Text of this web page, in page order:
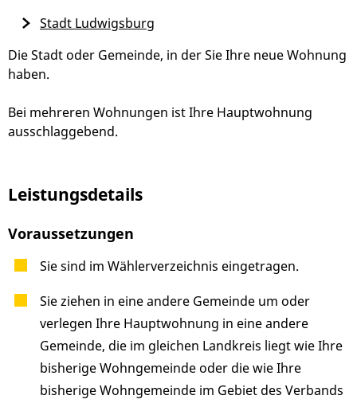
Die Stadt oder Gemeinde, in der Sie Ihre neue Wohnung
haben.
Bei mehreren Wohnungen ist Ihre Hauptwohnung
ausschlaggebend.
Stadt Ludwigsburg
Leistungsdetails
Voraussetzungen
Sie sind im Wählerverzeichnis eingetragen.
Sie ziehen in eine andere Gemeinde um oder
verlegen Ihre Hauptwohnung in eine andere
Gemeinde, die im gleichen Landkreis liegt wie Ihre
bisherige Wohngemeinde oder die wie Ihre
bisherige Wohngemeinde im Gebiet des Verbands